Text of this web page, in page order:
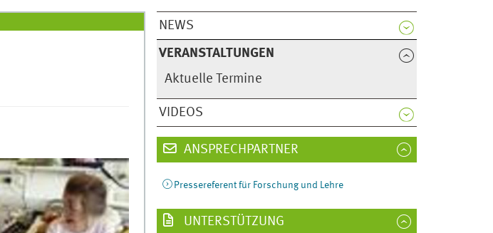
NEWS
VERANSTALTUNGEN
Aktuelle Termine
VIDEOS
ANSPRECHPARTNER
Pressereferent für Forschung und Lehre
UNTERSTÜTZUNG